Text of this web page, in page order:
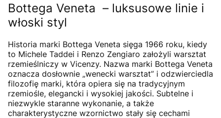
Bottega Veneta – luksusowe linie i
włoski styl
Historia marki Bottega Veneta sięga 1966 roku, kiedy
to Michele Taddei i Renzo Zengiaro założyli warsztat
rzemieślniczy w Vicenzy. Nazwa marki Bottega Veneta
oznacza dosłownie „wenecki warsztat” i odzwierciedla
filozofię marki, która opiera się na tradycyjnym
rzemiośle, elegancki i wysokiej jakości. Subtelne i
niezwykle staranne wykonanie, a także
charakterystyczne wzornictwo stały się cechami